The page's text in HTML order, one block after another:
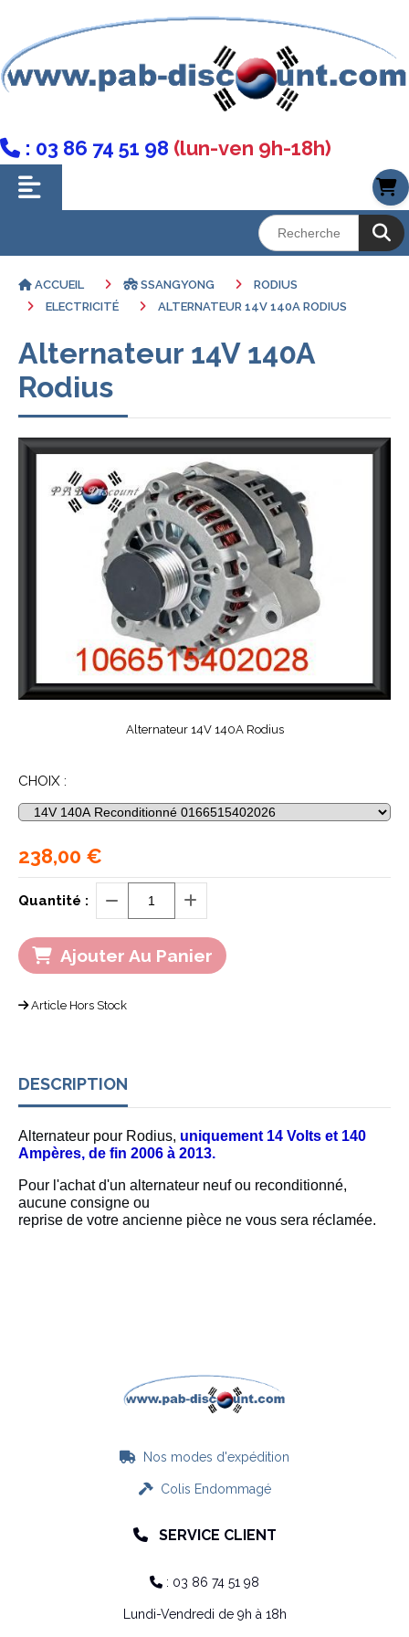
 : 03 86 74 51 98 (lun-ven 9h-18h)
ACCUEIL SSANGYONG
RODIUS
ELECTRICITÉ
ALTERNATEUR 14V 140A RODIUS
Alternateur 14V 140A
Rodius
Alternateur 14V 140A Rodius
CHOIX :
238,00 €
Quantité :
Ajouter Au Panier
Article Hors Stock
DESCRIPTION
Alternateur pour Rodius, uniquement 14 Volts et 140
Ampères, de fin 2006 à 2013.
Pour l'achat d'un alternateur neuf ou reconditionné,
aucune consigne ou
reprise de votre ancienne pièce ne vous sera réclamée.
 Nos modes d'expédition
Colis Endommagé
 SERVICE CLIENT
 : 03 86 74 51 98
Lundi-Vendredi de 9h à 18h